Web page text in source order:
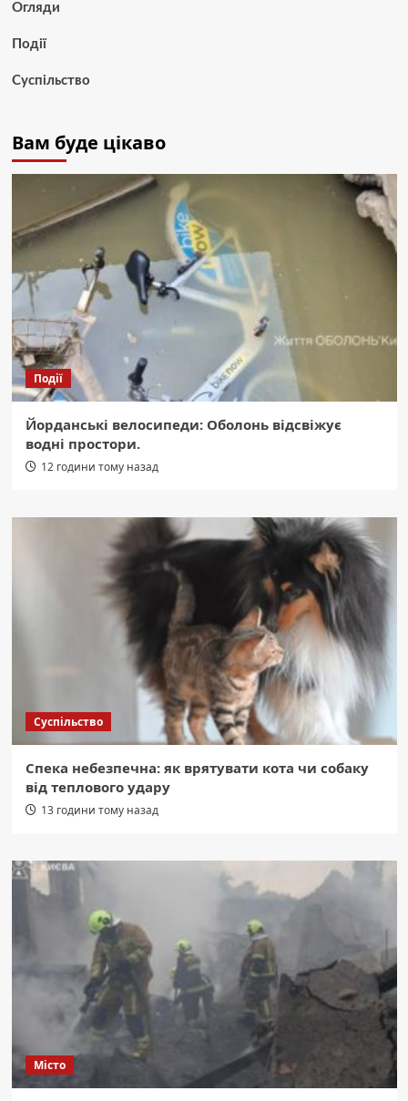
Огляди
Події
Суспільство
Вам буде цікаво
Події
Йорданські велосипеди: Оболонь відсвіжує
водні простори.
12 години тому назад
Суспільство
Спека небезпечна: як врятувати кота чи собаку
від теплового удару
13 години тому назад
Місто